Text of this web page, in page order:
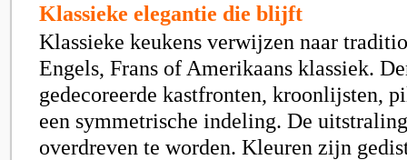
Klassieke elegantie die blijft
Klassieke keukens verwijzen naar
Engels, Frans of Amerikaans klassiek.
gedecoreerde kastfronten, kroonlijsten,
een symmetrische indeling. De
overdreven te worden. Kleuren zijn